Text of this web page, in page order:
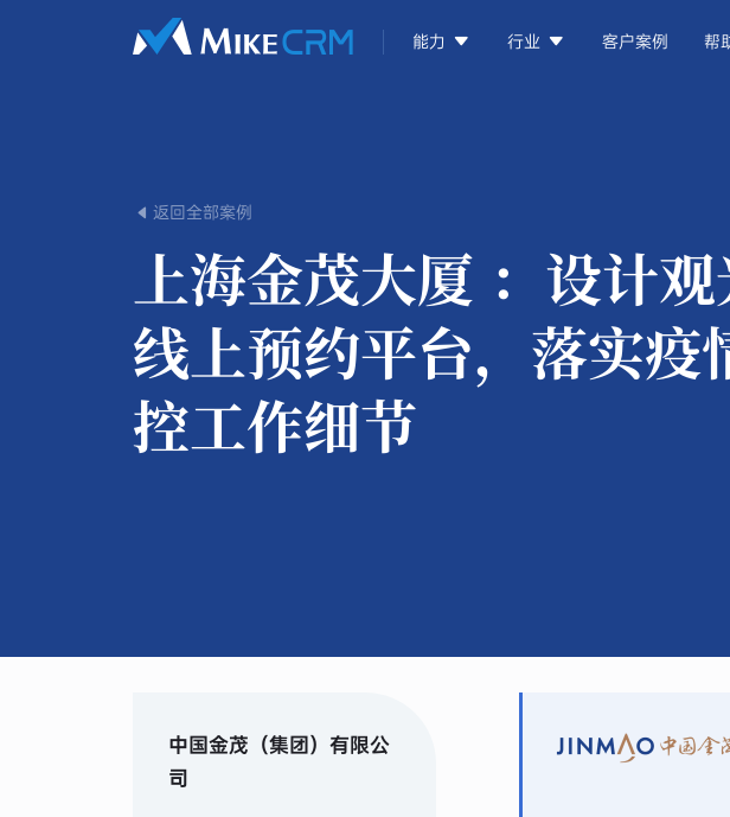
能力  行业  客户案例 帮
 返回全部案例
上海金茂大厦 ： 设计
线上预约平台，落实疫
控工作细节
中国金茂（集团）有限公
司